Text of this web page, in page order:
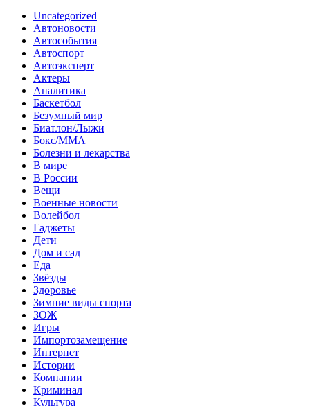
Uncategorized
Автоновости
Автособытия
Автоспорт
Автоэксперт
Актеры
Аналитика
Баскетбол
Безумный мир
Биатлон/Лыжи
Бокс/MMA
Болезни и лекарства
В мире
В России
Вещи
Военные новости
Волейбол
Гаджеты
Дети
Дом и сад
Еда
Звёзды
Здоровье
Зимние виды спорта
ЗОЖ
Игры
Импортозамещение
Интернет
Истории
Компании
Криминал
Культура